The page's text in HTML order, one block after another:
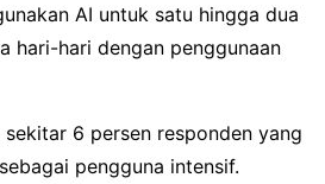
AI untuk satu hingga dua
hari-hari dengan penggunaan
sekitar 6 persen responden yang
pengguna intensif.